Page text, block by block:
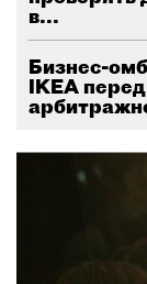
в...
Бизнес-
IKEA